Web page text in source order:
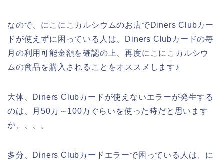
なので、にこにこカルシウムのお店でDiners Clubカー
ドが使えずに困っている人は、Diners Clubカードの毎
月の利用可能金額を確認の上、再度にこにこカルシウ
ムの商品を購入されることをオススメします♪
大体、Diners Clubカードが使えないエラーが発生する
のは、月50万～100万ぐらいを使った時だと思います
が、、、。
多分、Diners Clubカードエラーで困っている人は、に